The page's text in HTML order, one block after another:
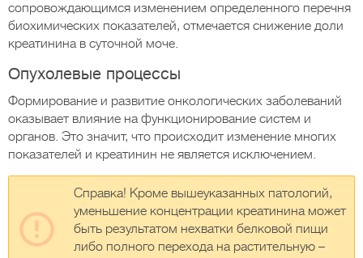
сопровождающимся изменением определенного перечня
биохимических показателей, отмечается снижение доли
креатинина в суточной моче.
Опухолевые процессы
Формирование и развитие онкологических заболеваний
оказывает влияние на функционирование систем и
органов. Это значит, что происходит изменение многих
показателей и креатинин не является исключением.
Справка! Кроме вышеуказанных патологий,
уменьшение концентрации креатинина может
быть результатом нехватки белковой пищи
либо полного перехода на растительную –